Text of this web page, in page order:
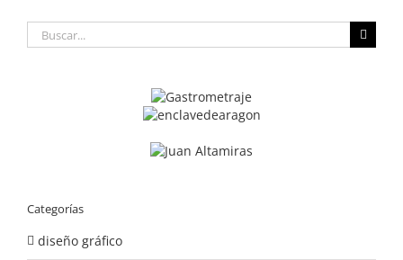
Buscar:
Categorías
diseño gráfico